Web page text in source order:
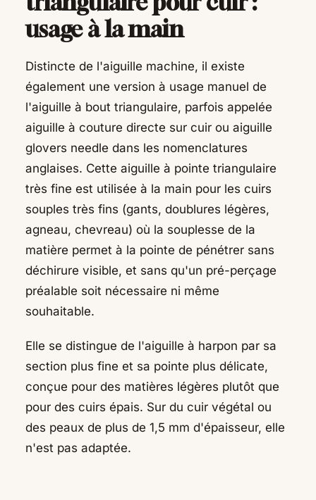
usage à la main
Distincte de l'aiguille machine, il existe
également une version à usage manuel de
l'aiguille à bout triangulaire, parfois appelée
aiguille à couture directe sur cuir ou aiguille
glovers needle dans les nomenclatures
anglaises. Cette aiguille à pointe triangulaire
très fine est utilisée à la main pour les cuirs
souples très fins (gants, doublures légères,
agneau, chevreau) où la souplesse de la
matière permet à la pointe de pénétrer sans
déchirure visible, et sans qu'un pré-perçage
préalable soit nécessaire ni même
souhaitable.
Elle se distingue de l'aiguille à harpon par sa
section plus fine et sa pointe plus délicate,
conçue pour des matières légères plutôt que
pour des cuirs épais. Sur du cuir végétal ou
des peaux de plus de 1,5 mm d'épaisseur, elle
n'est pas adaptée.